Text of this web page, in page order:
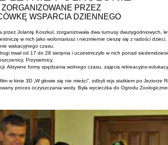
ZORGANIZOWANE PRZEZ
WSPARCIA DZIENNEGO
Jolantę Koszkul, zorganizowała dwa turnusy dwutygodniowych,
w nich jako wolontariusz i niezmiernie cieszę się z radości
wakacyjnego czasu.
trwał od 17 do 28 sierpnia i uczestniczyło w nich ponad
Przysietnicy.
Aktywne formy spędzania wolnego czasu, zajęcia rekreacyjno-
w kinie 3D „W głowie się nie mieści”, odbyli rejs statkiem po Jeziorze
proces oczyszczania wody. Była wycieczka do Ogrodu